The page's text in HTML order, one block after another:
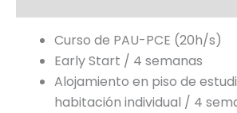
Curso de PAU-PCE (20h/s)
Early Start / 4 semanas
Alojamiento en piso de
habitación individual / 4